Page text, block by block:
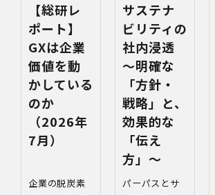
【総研レ
ポート】
GXは企業
価値を動
かしている
のか
（2026年
7月）
企業の脱炭素
サステナ
ビリティの
社内浸透
〜明確な
「方針・
戦略」と、
効果的な
「伝え
方」〜
パーパスとサ